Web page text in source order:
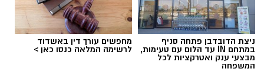
ניצת הדובדבן פתחה סניף
במתחם IN עד הלום עם טעימות,
מבצעי ענק ואטרקציות לכל
המשפחה
מחפשים עורך דין באשדוד
לרשימה המלאה כנסו כאן >